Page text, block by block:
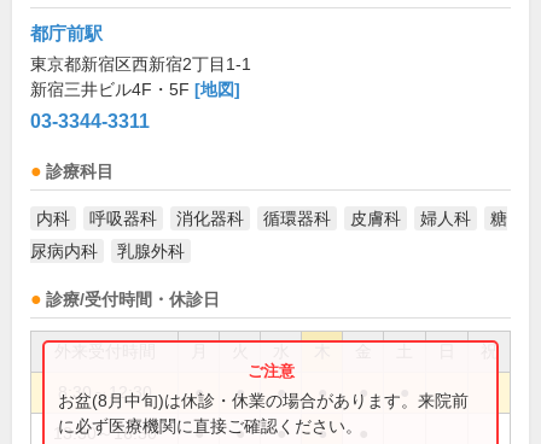
都庁前駅
東京都新宿区西新宿2丁目1-1
新宿三井ビル4F・5F [地図]
03-3344-3311
診療科目
内科 呼吸器科 消化器科 循環器科 皮膚科 婦人科
糖
尿病内科
乳腺外科
診療/受付時間・休診日
祝
8:30～12:30 ● ● ● ● ●
13:30～16:30 ● ● ● ●
お盆(8月中旬)は休診・休業の場合があります。来院前
に必ず医療機関に直接ご確認ください。